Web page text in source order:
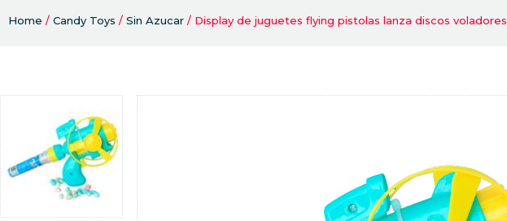
Home / Candy Toys / Sin Azucar / Display de juguetes flying pistolas lanza discos voladores